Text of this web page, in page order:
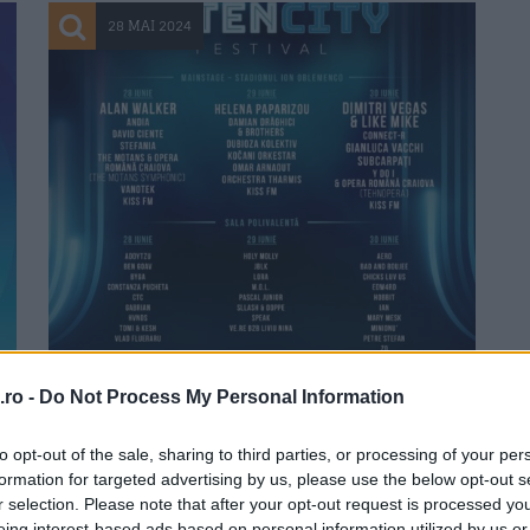
- Do Not Process My Personal Information
opt-out of the sale, sharing to third parties, or processing of your
for targeted advertising by us, please use the below opt-out
selection. Please note that after your opt-out request is processed
28 MAI 2024